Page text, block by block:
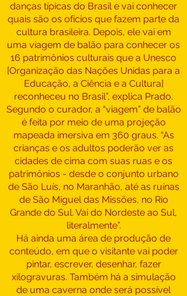
danças típicas do Brasil e vai conhecer
quais são os ofícios que fazem parte da
cultura brasileira. Depois, ele vai em
uma viagem de balão para conhecer os
16 patrimônios culturais que a Unesco
[Organização das Nações Unidas para a
Educação, a Ciência e a Cultura]
reconheceu no Brasil”, explica Prado.
Segundo o curador, a “viagem” de balão
é feita por meio de uma projeção
mapeada imersiva em 360 graus. “As
crianças e os adultos poderão ver as
cidades de cima com suas ruas e os
patrimônios - desde o conjunto urbano
de São Luís, no Maranhão, até as ruínas
de São Miguel das Missões, no Rio
Grande do Sul. Vai do Nordeste ao Sul,
literalmente”.
Há ainda uma área de produção de
conteúdo, em que o visitante vai poder
pintar, escrever, desenhar, fazer
xilogravuras. Também há a simulação
de uma caverna onde será possível